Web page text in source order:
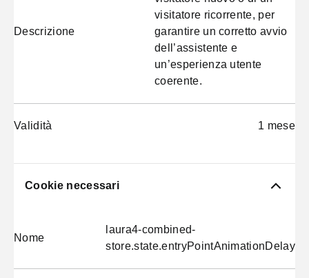
Descrizione
visitatore ricorrente, per
garantire un corretto avvio
dell’assistente e
un’esperienza utente
coerente.
Validità 1 mese
Cookie necessari
Nome
laura4-combined-
store.state.entryPointAnimationDelay